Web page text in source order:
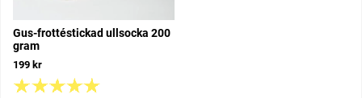
Gus-frottéstickad ullsocka 200
gram
199 kr